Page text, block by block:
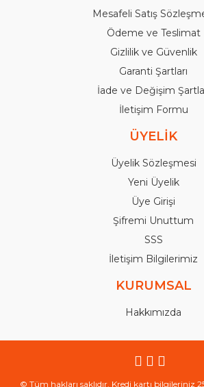
Mesafeli Satış
Ödeme ve Teslimat
Gizlilik ve Güvenlik
Garanti Şartları
İade ve Değişim
İletişim Formu
ÜYELİK
Üyelik Sözleşmesi
Yeni Üyelik
Üye Girişi
Şifremi Unuttum
SSS
İletişim Bilgilerimiz
KURUMSAL
Hakkımızda
© Tüm hakları saklıdır. Kredi kartı bilgileriniz